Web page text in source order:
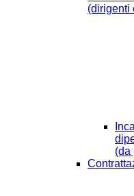
(dirigenti
(da